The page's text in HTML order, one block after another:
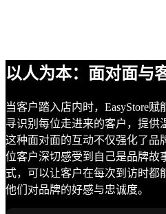
以人为本：面对面与
当客户踏入店内时，EasyStore
寻识别每位走进来的客户，提供
这种面对面的互动不仅强化了品
位客户深切感受到自己是品牌故
式，可以让客户在每次到访时都
他们对品牌的好感与忠诚度。